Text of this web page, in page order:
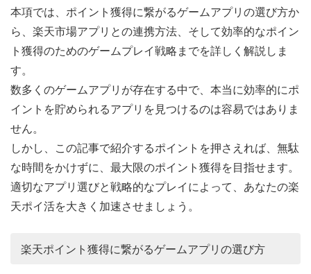
本項では、ポイント獲得に繋がるゲームアプリの選び方か
ら、楽天市場アプリとの連携方法、そして効率的なポイン
ト獲得のためのゲームプレイ戦略までを詳しく解説しま
す。
数多くのゲームアプリが存在する中で、本当に効率的にポ
イントを貯められるアプリを見つけるのは容易ではありま
せん。
しかし、この記事で紹介するポイントを押さえれば、無駄
な時間をかけずに、最大限のポイント獲得を目指せます。
適切なアプリ選びと戦略的なプレイによって、あなたの楽
天ポイ活を大きく加速させましょう。
楽天ポイント獲得に繋がるゲームアプリの選び方